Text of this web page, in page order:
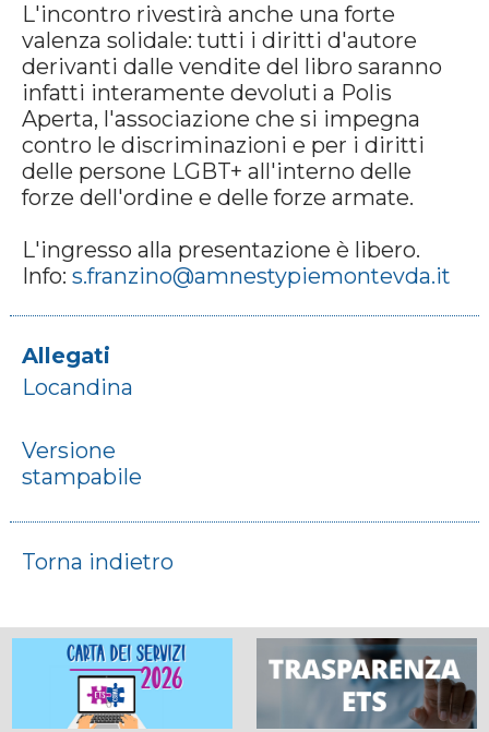
L'incontro rivestirà anche una forte
valenza solidale: tutti i diritti d'autore
derivanti dalle vendite del libro saranno
infatti interamente devoluti a Polis
Aperta, l'associazione che si impegna
contro le discriminazioni e per i diritti
delle persone LGBT+ all'interno delle
forze dell'ordine e delle forze armate.
L'ingresso alla presentazione è libero.
Info: s.franzino@amnestypiemontevda.it
Allegati
Locandina
Versione
stampabile
Torna indietro